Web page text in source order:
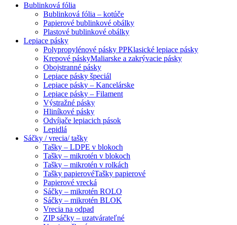
Bublinková fólia
Bublinková fólia – kotúče
Papierové bublinkové obálky
Plastové bublinkové obálky
Lepiace pásky
Polypropylénové pásky PPKlasické lepiace pásky
Krepové páskyMaliarske a zakrývacie pásky
Obojstranné pásky
Lepiace pásky špeciál
Lepiace pásky – Kancelárske
Lepiace pásky – Filament
Výstražné pásky
Hliníkové pásky
Odvíjače lepiacich pások
Lepidlá
Sáčky / vrecia/ tašky
Tašky – LDPE v blokoch
Tašky – mikrotén v blokoch
Tašky – mikrotén v rolkách
Tašky papierovéTašky papierové
Papierové vrecká
Sáčky – mikrotén ROLO
Sáčky – mikrotén BLOK
Vrecia na odpad
ZIP sáčky – uzatvárateľné